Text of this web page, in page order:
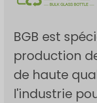
BGB est
production
de haute
l'industrie